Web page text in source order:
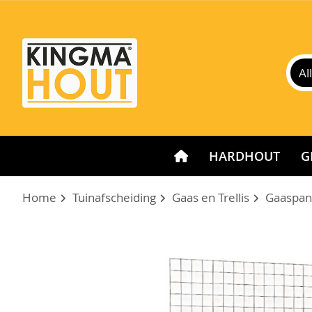
HARDHOUT
Home Tuinafscheiding Gaas en Trellis